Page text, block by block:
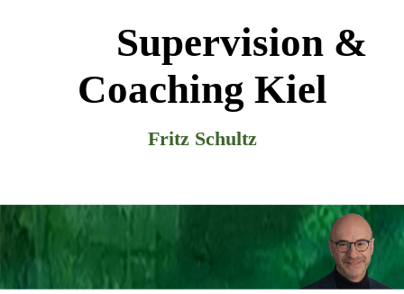
Supervision &
Coaching Kiel
Fritz Schultz